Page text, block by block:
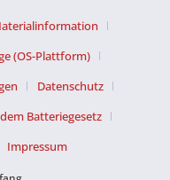
(OS-Plattform)
Datenschutz
Batteriegesetz
Impressum